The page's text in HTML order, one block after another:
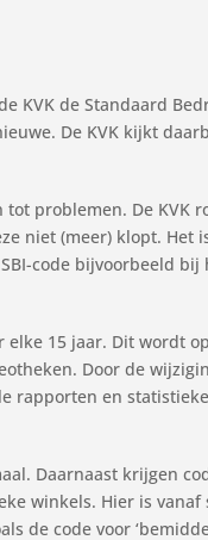
KVK de Standaard
De KVK kijkt
tot problemen. De
niet (meer) klopt. Het
code bijvoorbeeld
elke 15 jaar. Dit
Door de
rapporten en
Daarnaast krijgen
winkels. Hier is
de code voor